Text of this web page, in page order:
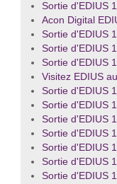
Sortie d'EDIUS
Acon Digital
Sortie d'EDIUS
Sortie d'EDIUS
Sortie d'EDIUS
Visitez EDIUS
Sortie d'EDIUS
Sortie d'EDIUS
Sortie d'EDIUS
Sortie d'EDIUS
Sortie d'EDIUS
Sortie d'EDIUS
Sortie d'EDIUS